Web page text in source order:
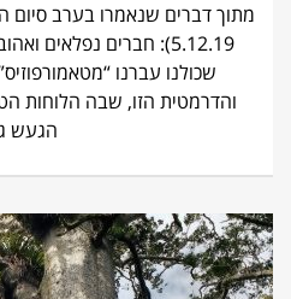
5.12.19): חברים נפלאים
שכולנו עברנו
והדרמטית הזו, שבה הלוחות
הגעש